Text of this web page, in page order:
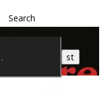
Search